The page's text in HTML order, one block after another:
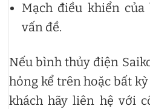
Mạch điều khiển
vấn đề.
Nếu bình thủy điện
hỏng kể trên hoặc bất
khách hãy liên hệ với